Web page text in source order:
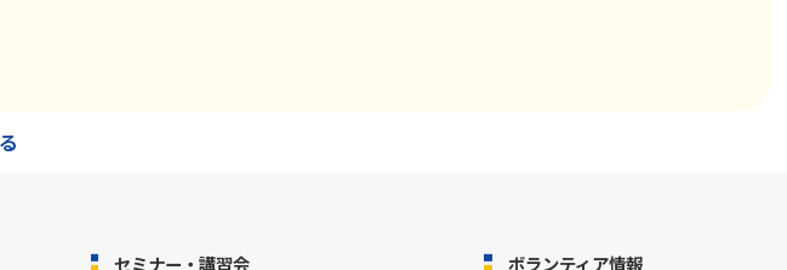
セミナー・講習会 ボランティア情報